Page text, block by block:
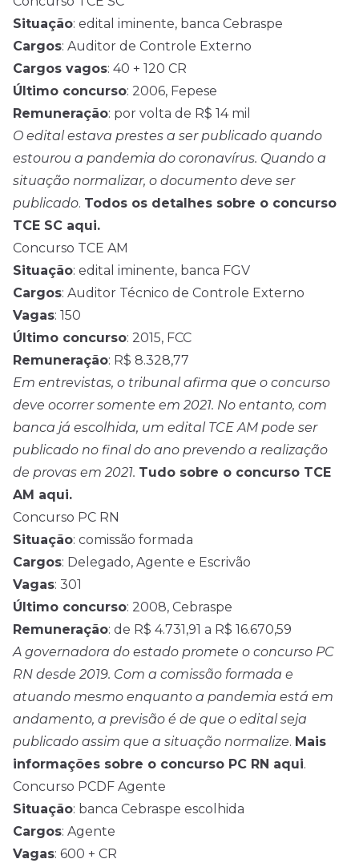
Situação: edital iminente, banca Cebraspe
Cargos: Auditor de Controle Externo
Cargos vagos: 40 + 120 CR
Último concurso: 2006, Fepese
Remuneração: por volta de R$ 14 mil
O edital estava prestes a ser publicado quando
estourou a pandemia do coronavírus. Quando a
situação normalizar, o documento deve ser
publicado. Todos os detalhes sobre o concurso
TCE SC aqui.
Concurso TCE AM
Situação: edital iminente, banca FGV
Cargos: Auditor Técnico de Controle Externo
Vagas: 150
Último concurso: 2015, FCC
Remuneração: R$ 8.328,77
Em entrevistas, o tribunal afirma que o concurso
deve ocorrer somente em 2021. No entanto, com
banca já escolhida, um edital TCE AM pode ser
publicado no final do ano prevendo a realização
de provas em 2021. Tudo sobre o concurso TCE
AM aqui.
Concurso PC RN
Situação: comissão formada
Cargos: Delegado, Agente e Escrivão
Vagas: 301
Último concurso: 2008, Cebraspe
Remuneração: de R$ 4.731,91 a R$ 16.670,59
A governadora do estado promete o concurso PC
RN desde 2019. Com a comissão formada e
atuando mesmo enquanto a pandemia está em
andamento, a previsão é de que o edital seja
publicado assim que a situação normalize. Mais
informações sobre o concurso PC RN aqui.
Concurso PCDF Agente
Situação: banca Cebraspe escolhida
Cargos: Agente
Vagas: 600 + CR